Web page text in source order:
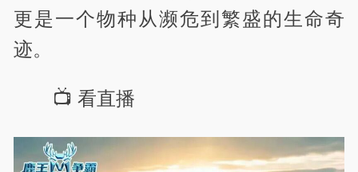
更是一个物种从濒危到繁盛的生命奇
迹。
📺 看直播